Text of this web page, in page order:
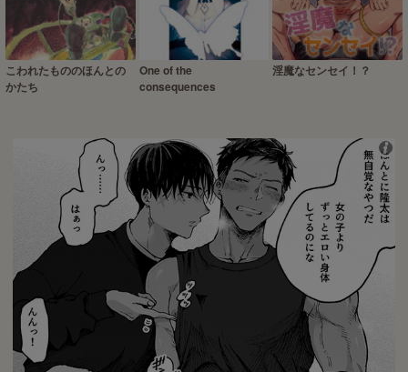
こわれたもののほんとの
かたち
One of the
consequences
淫魔なセンセイ！？